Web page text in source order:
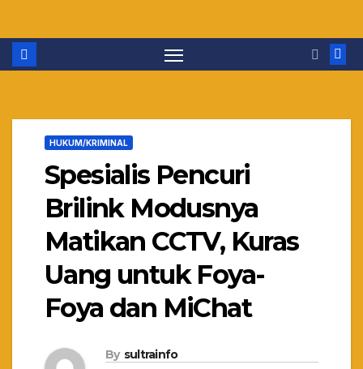
HUKUM/KRIMINAL
Spesialis Pencuri
Brilink Modusnya
Matikan CCTV, Kuras
Uang untuk Foya-
Foya dan MiChat
By sultrainfo